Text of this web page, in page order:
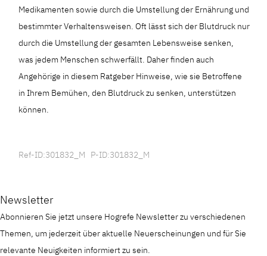
Medikamenten sowie durch die Umstellung der Ernährung und
bestimmter Verhaltensweisen. Oft lässt sich der Blutdruck nur
durch die Umstellung der gesamten Lebensweise senken,
was jedem Menschen schwerfällt. Daher finden auch
Angehörige in diesem Ratgeber Hinweise, wie sie Betroffene
in Ihrem Bemühen, den Blutdruck zu senken, unterstützen
können.
Ref-ID:301832_M P-ID:301832_M
Newsletter
Abonnieren Sie jetzt unsere Hogrefe Newsletter zu verschiedenen
Themen, um jederzeit über aktuelle Neuerscheinungen und für Sie
relevante Neuigkeiten informiert zu sein.